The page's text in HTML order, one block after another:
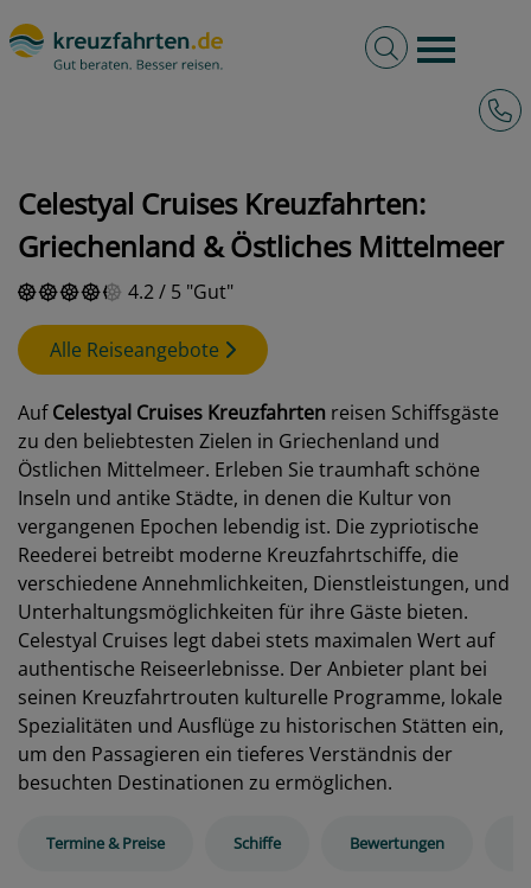
Burger
Volltextsuche
Celestyal Cruises Kreuzfahrten:
Griechenland & Östliches Mittelmeer
4.2/ 5 Gut
Alle Reiseangebote
AufCelestyal Cruises Kreuzfahrten reisen Schiffsgäste
zu den beliebtesten Zielen in Griechenland und
Östlichen Mittelmeer. Erleben Sie traumhaft schöne
Inseln und antike Städte, in denen die Kultur von
vergangenen Epochen lebendig ist. Die zypriotische
Reederei betreibt moderne Kreuzfahrtschiffe, die
verschiedene Annehmlichkeiten, Dienstleistungen, und
Unterhaltungsmöglichkeiten für ihre Gäste bieten.
Celestyal Cruises legt dabei stets maximalen Wert auf
authentische Reiseerlebnisse. Der Anbieter plant bei
seinen Kreuzfahrtrouten kulturelle Programme, lokale
Spezialitäten und Ausflüge zu historischen Stätten ein,
um den Passagieren ein tieferes Verständnis der
besuchten Destinationen zu ermöglichen.
Termine & Preise Schiffe Bewertungen